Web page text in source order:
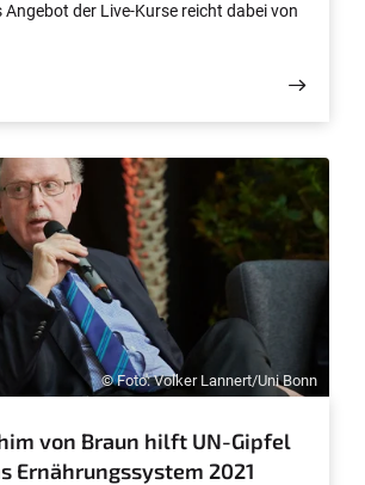
Angebot der Live-Kurse reicht dabei von
berichtet sie, wie es
funktioniert hat.
© Foto: Volker Lannert/Uni Bonn
von Braun hilft UN-Gipfel
Ernährungssystem 2021